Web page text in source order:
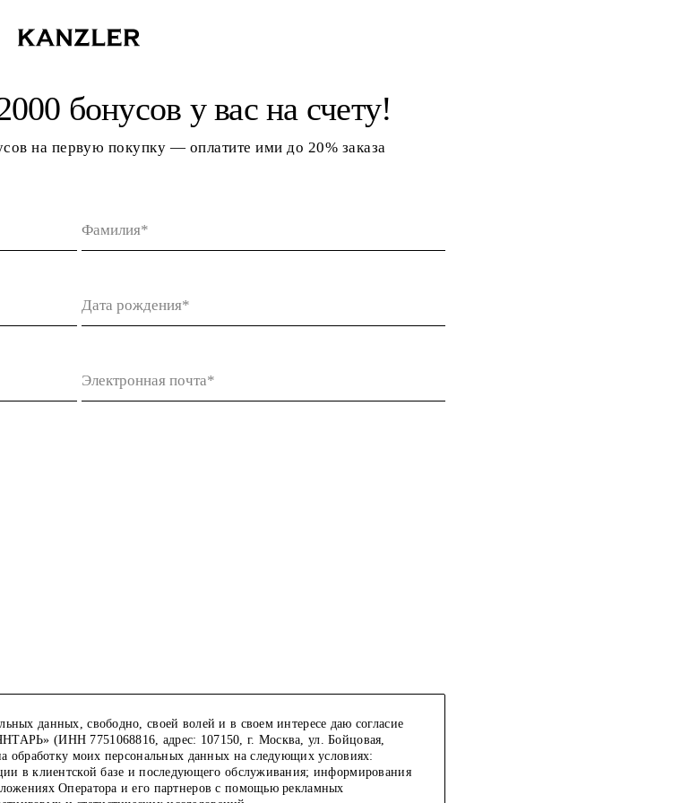
бонусов у вас на счету!
на первую покупку — оплатите ими до 20% заказа
Фамилия*
Дата рождения*
Электронная почта*
данных, свободно, своей волей и в своем интересе даю согласие
(ИНН 7751068816, адрес: 107150, г. Москва, ул. Бойцовая,
моих персональных данных на следующих условиях:
в клиентской базе и последующего обслуживания; информирования
Оператора и его партнеров с помощью рекламных